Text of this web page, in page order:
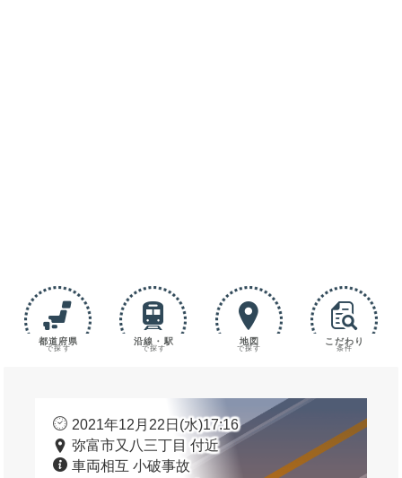
都道府県
で探す
沿線・駅
で探す
地図
で探す
こだわり
条件
2021年12月22日(水)17:16
弥富市又八三丁目 付近
車両相互 小破事故